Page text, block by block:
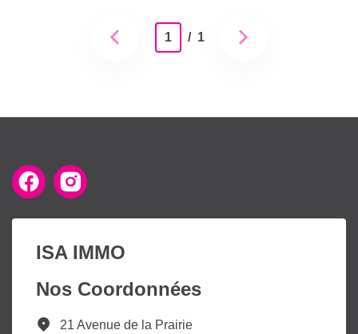
1 / 1
ISA IMMO
Nos Coordonnées
21 Avenue de la Prairie